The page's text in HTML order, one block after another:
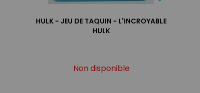
HULK - JEU DE TAQUIN - L'INCROYABLE
HULK
Non disponible